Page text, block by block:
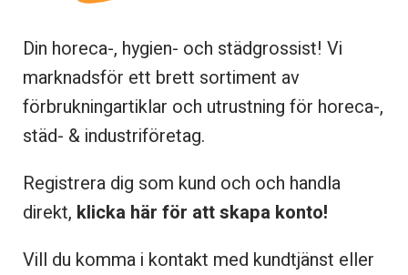
Din horeca-, hygien- och städgrossist! Vi
marknadsför ett brett sortiment av
förbrukningartiklar och utrustning för horeca-,
städ- & industriföretag.
Registrera dig som kund och och handla
direkt, klicka här för att skapa konto!
Vill du komma i kontakt med kundtjänst eller